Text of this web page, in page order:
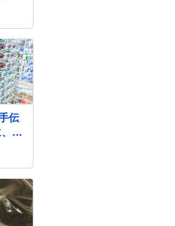
長
伝
働
ら
、
と
て
とで
っ